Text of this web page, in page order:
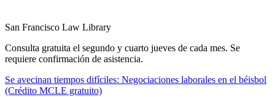
San Francisco Law Library
Consulta gratuita el segundo y cuarto jueves de cada mes. Se
requiere confirmación de asistencia.
Se avecinan tiempos difíciles: Negociaciones laborales en el béisbol
(Crédito MCLE gratuito)